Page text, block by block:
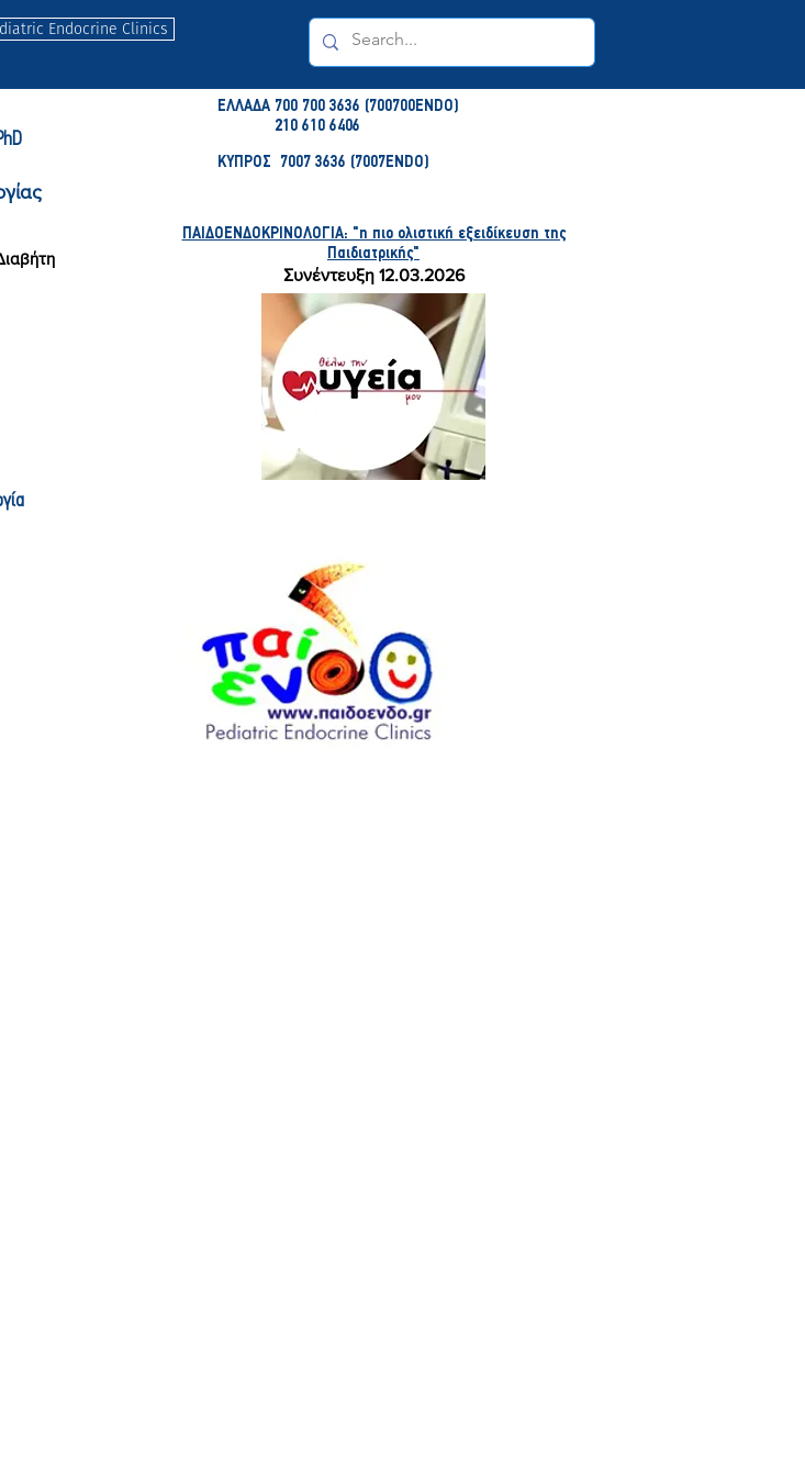
Endocrine Clinics
ΕΛΛΑΔΑ 700 700 3636 (700700ENDO)
210 610 6406
ΚΥΠΡΟΣ 7007 3636 (7007ENDO)
ΠΑΙΔΟΕΝΔΟΚΡΙΝΟΛΟΓΙΑ: "η πιο ολιστική εξειδίκευση της
Παιδιατρικής"
Συνέντευξη 12.03.2026